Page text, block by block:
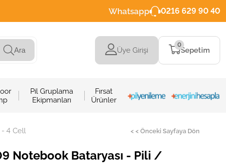
Whatsapp 0216 629 90 40
Ara Üye Girişi Sepetim
0
Pil Gruplama
Ekipmanları
Fırsat
Ürünler
- 4 Cell < < Önceki Sayfaya Dön
Notebook Bataryası - Pili /